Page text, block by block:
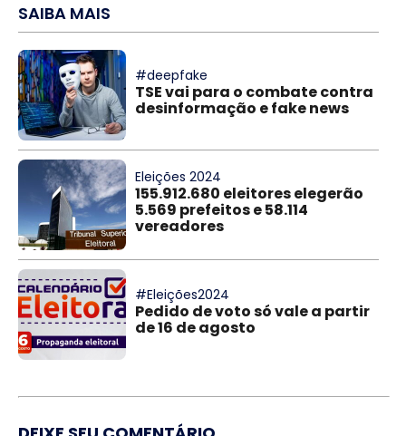
SAIBA MAIS
#deepfake
TSE vai para o combate contra
desinformação e fake news
Eleições 2024
155.912.680 eleitores elegerão
5.569 prefeitos e 58.114
vereadores
#Eleições2024
Pedido de voto só vale a partir
de 16 de agosto